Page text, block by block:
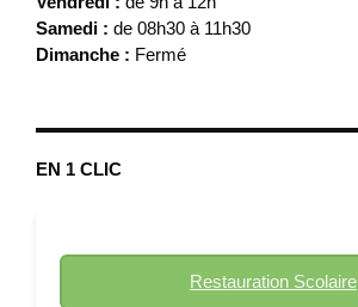
Samedi : de 08h30 à 11h30
Dimanche : Fermé
EN 1 CLIC
Restauration Scolaire